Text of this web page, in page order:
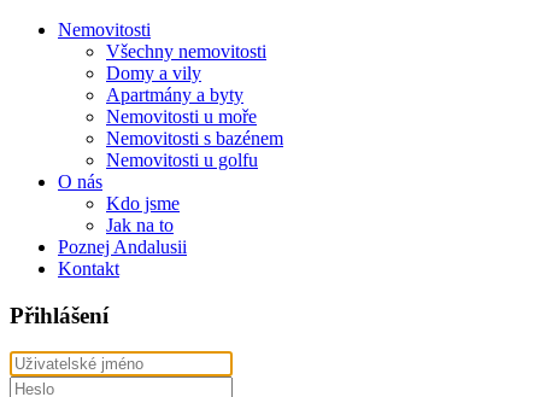
Nemovitosti
Všechny nemovitosti
Domy a vily
Apartmány a byty
Nemovitosti u moře
Nemovitosti s bazénem
Nemovitosti u golfu
O nás
Kdo jsme
Jak na to
Poznej Andalusii
Kontakt
Přihlášení